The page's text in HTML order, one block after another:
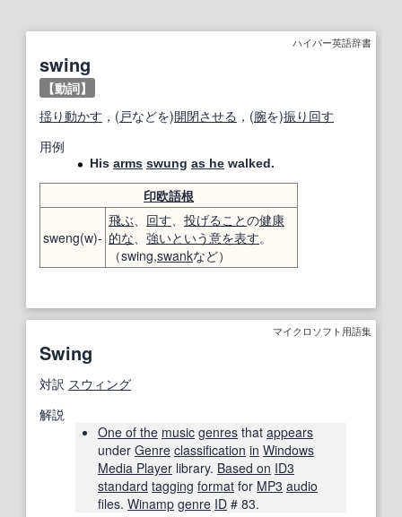
ハイパー英語辞書
swing
【動詞】
揺り動かす ，(戸などを)開閉させる ，(腕を)振り回す
用例
His arms swung as he walked.
印欧語根
sweng(w)-
飛ぶ、 回す、 投げることの健康
的な、 強いという意を表す。
（swing,swankなど）
マイクロソフト用語集
Swing
対訳 スウィング
解説
One of the music genres that appears
under Genre classification in Windows
Media Player library. Based on ID3
standard tagging format for MP3 audio
files. Winamp genre ID # 83.